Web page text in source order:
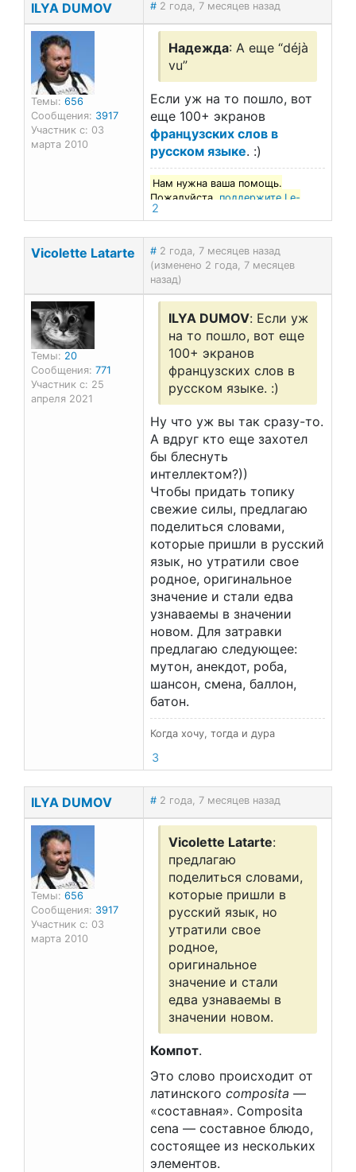
ILYA DUMOV # 2 года, 7 месяцев назад
Темы: 656
Сообщения: 3917
Участник с: 03
марта 2010
Надежда: А еще “déjà
vu”
Если уж на то пошло, вот
еще 100+ экранов
французских слов в
русском языке. :)
Нам нужна ваша помощь.
Пожалуйста,поддержите Le-
francais.ru
2
Vicolette Latarte # 2 года, 7 месяцев назад
(изменено 2 года, 7 месяцев
назад)
Темы: 20
Сообщения: 771
Участник с: 25
апреля 2021
ILYA DUMOV: Если уж
на то пошло, вот еще
100+ экранов
французских слов в
русском языке. :)
Ну что уж вы так сразу-то.
А вдруг кто еще захотел
бы блеснуть
интеллектом?))
Чтобы придать топику
свежие силы, предлагаю
поделиться словами,
которые пришли в русский
язык, но утратили свое
родное, оригинальное
значение и стали едва
узнаваемы в значении
новом. Для затравки
предлагаю следующее:
мутон, анекдот, роба,
шансон, смена, баллон,
батон.
Когда хочу, тогда и дура
3
ILYA DUMOV # 2 года, 7 месяцев назад
Темы: 656
Сообщения: 3917
Участник с: 03
марта 2010
Vicolette Latarte:
предлагаю
поделиться словами,
которые пришли в
русский язык, но
утратили свое
родное,
оригинальное
значение и стали
едва узнаваемы в
значении новом.
Компот.
Это слово происходит от
латинского composita —
«составная». Composita
cena — составное блюдо,
состоящее из нескольких
элементов.